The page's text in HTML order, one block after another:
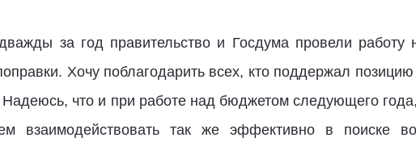
за год правительство и Госдума провели
Хочу поблагодарить всех, кто поддержал
что и при работе над бюджетом следующего
взаимодействовать так же эффективно в поиске